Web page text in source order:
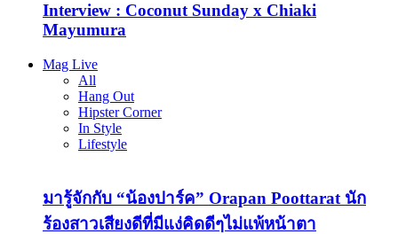
Interview : Coconut Sunday x Chiaki
Mayumura
Mag Live
All
Hang Out
Hipster Corner
In Style
Lifestyle
มารู้จักกับ “น้องปาร์ค” Orapan Poottarat นัก
ร้องสาวเสียงดีที่มีแง่คิดดีๆไม่แพ้หน้าตา